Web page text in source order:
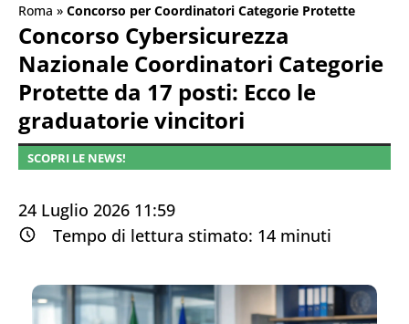
Roma » Concorso per Coordinatori Categorie Protette
Concorso Cybersicurezza
Nazionale Coordinatori Categorie
Protette da 17 posti: Ecco le
graduatorie vincitori
SCOPRI LE NEWS!
24 Luglio 2026 11:59
Tempo di lettura stimato: 14 minuti